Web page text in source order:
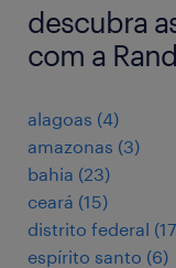
descubra
com a
alagoas (4)
amazonas (3)
bahia (23)
ceará (15)
distrito federal (17
espírito santo (6)